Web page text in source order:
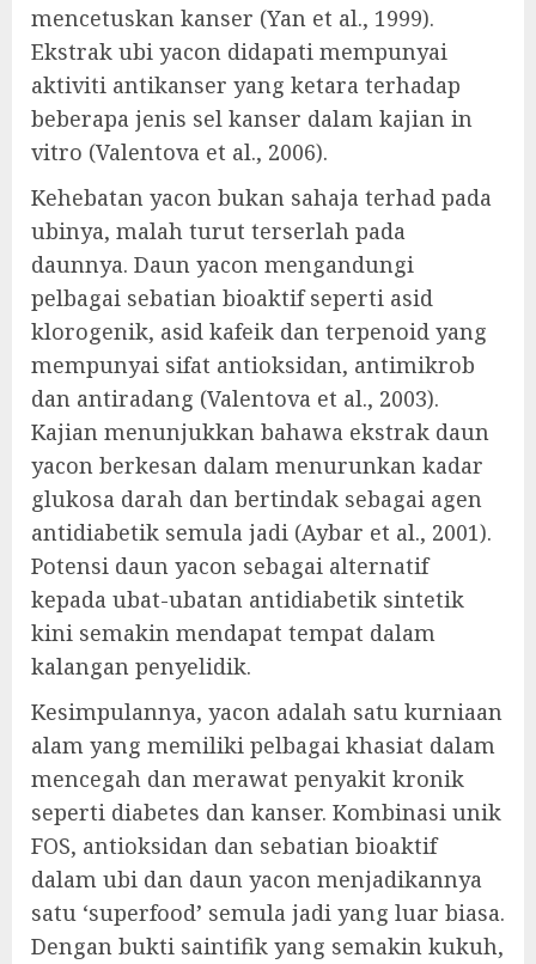
mencetuskan kanser (Yan et al., 1999).
Ekstrak ubi yacon didapati mempunyai
aktiviti antikanser yang ketara terhadap
beberapa jenis sel kanser dalam kajian in
vitro (Valentova et al., 2006).
Kehebatan yacon bukan sahaja terhad pada
ubinya, malah turut terserlah pada
daunnya. Daun yacon mengandungi
pelbagai sebatian bioaktif seperti asid
klorogenik, asid kafeik dan terpenoid yang
mempunyai sifat antioksidan, antimikrob
dan antiradang (Valentova et al., 2003).
Kajian menunjukkan bahawa ekstrak daun
yacon berkesan dalam menurunkan kadar
glukosa darah dan bertindak sebagai agen
antidiabetik semula jadi (Aybar et al., 2001).
Potensi daun yacon sebagai alternatif
kepada ubat-ubatan antidiabetik sintetik
kini semakin mendapat tempat dalam
kalangan penyelidik.
Kesimpulannya, yacon adalah satu kurniaan
alam yang memiliki pelbagai khasiat dalam
mencegah dan merawat penyakit kronik
seperti diabetes dan kanser. Kombinasi unik
FOS, antioksidan dan sebatian bioaktif
dalam ubi dan daun yacon menjadikannya
satu ‘superfood’ semula jadi yang luar biasa.
Dengan bukti saintifik yang semakin kukuh,